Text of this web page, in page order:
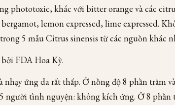
phototoxic, khác với bitter orange và các
lemon expressed, lime expressed.
5 mẫu Citrus sinensis từ các nguồn khác
FDA Hoa Kỳ.
nhạy ứng da rất thấp. Ở nồng độ 8 phần trăm
người tình nguyện: không kích ứng. Ở 8 phần